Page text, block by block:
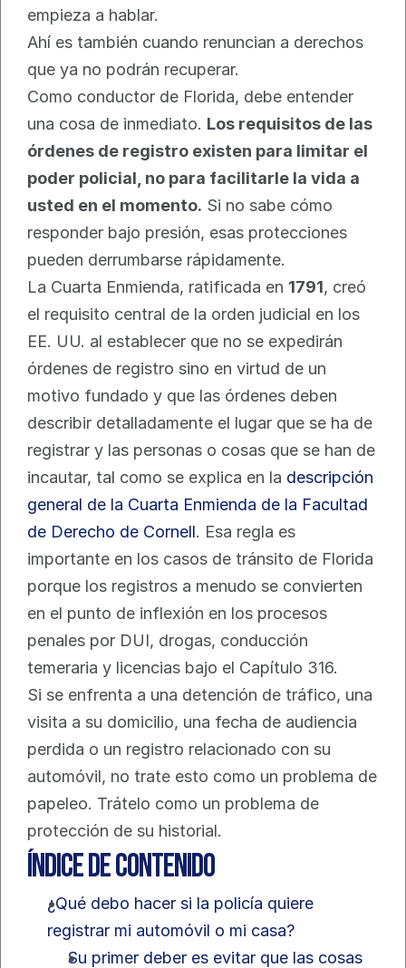
empieza a hablar.
Ahí es también cuando renuncian a derechos
que ya no podrán recuperar.
Como conductor de Florida, debe entender
una cosa de inmediato. Los requisitos de las
órdenes de registro existen para limitar el
poder policial, no para facilitarle la vida a
usted en el momento. Si no sabe cómo
responder bajo presión, esas protecciones
pueden derrumbarse rápidamente.
La Cuarta Enmienda, ratificada en 1791, creó
el requisito central de la orden judicial en los
EE. UU. al establecer que no se expedirán
órdenes de registro sino en virtud de un
motivo fundado y que las órdenes deben
describir detalladamente el lugar que se ha de
registrar y las personas o cosas que se han de
incautar, tal como se explica en la descripción
general de la Cuarta Enmienda de la Facultad
de Derecho de Cornell. Esa regla es
importante en los casos de tránsito de Florida
porque los registros a menudo se convierten
en el punto de inflexión en los procesos
penales por DUI, drogas, conducción
temeraria y licencias bajo el Capítulo 316.
Si se enfrenta a una detención de tráfico, una
visita a su domicilio, una fecha de audiencia
perdida o un registro relacionado con su
automóvil, no trate esto como un problema de
papeleo. Trátelo como un problema de
protección de su historial.
Índice de contenido
¿Qué debo hacer si la policía quiere
registrar mi automóvil o mi casa?
Su primer deber es evitar que las cosas